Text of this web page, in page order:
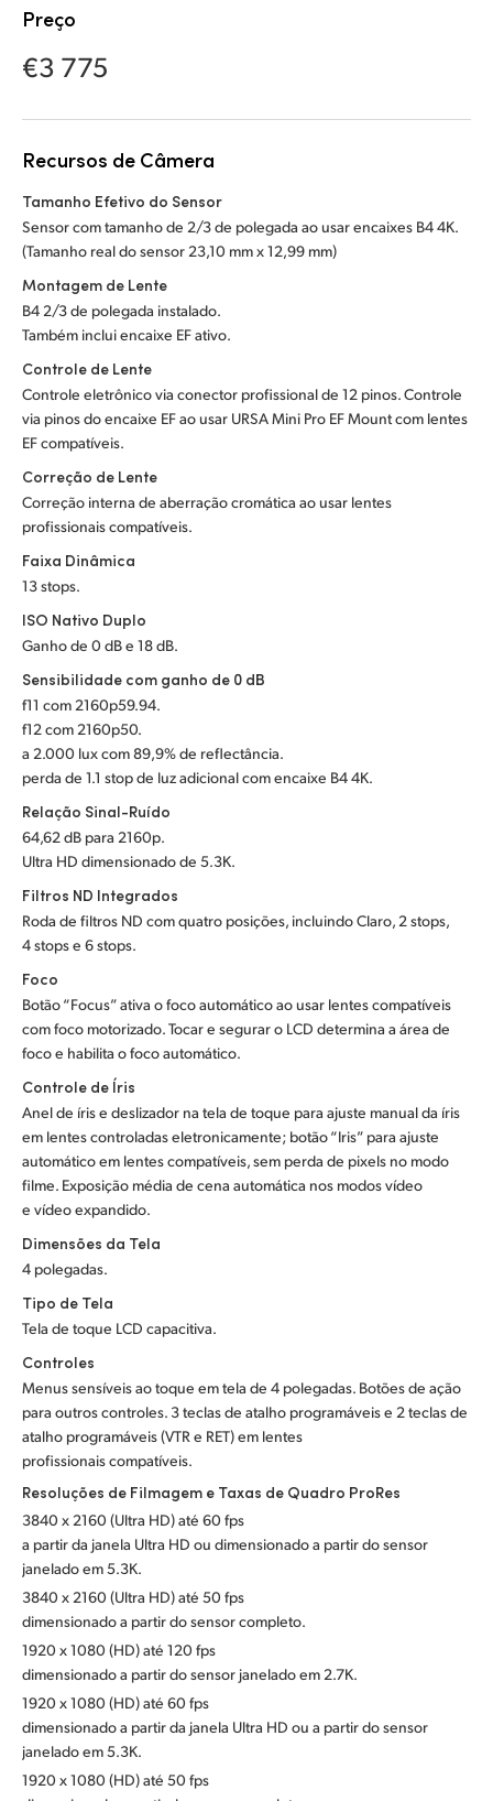
Poland
Portugal
Singapore
South Africa
Chinese Taipei
Turkey
Ukraine
United States
Preço
€3 775
Recursos de Câmera
Tamanho Efetivo do Sensor
Sensor com tamanho de 2/3 de polegada ao usar encaixes B4 4K.
(Tamanho real do sensor 23,10 mm x 12,99 mm)
Montagem de Lente
B4 2/3 de polegada instalado.
Também inclui encaixe EF ativo.
Controle de Lente
Controle eletrônico via conector profissional de 12 pinos. Controle
via pinos do encaixe EF ao usar URSA Mini Pro EF Mount com lentes
EF compatíveis.
Correção de Lente
Correção interna de aberração cromática ao usar lentes
profissionais compatíveis.
Faixa Dinâmica
13 stops.
ISO Nativo Duplo
Ganho de 0 dB e 18 dB.
Sensibilidade com ganho de 0 dB
f11 com 2160p59.94.
f12 com 2160p50.
a 2.000 lux com 89,9% de reflectância.
perda de 1.1 stop de luz adicional com encaixe B4 4K.
Relação Sinal-Ruído
64,62 dB para 2160p.
Ultra HD dimensionado de 5.3K.
Filtros ND Integrados
Roda de filtros ND com quatro posições, incluindo Claro, 2 stops,
4 stops e 6 stops.
Foco
Botão “Focus” ativa o foco automático ao usar lentes compatíveis
com foco motorizado. Tocar e segurar o LCD determina a área de
foco e habilita o foco automático.
Controle de Íris
Anel de íris e deslizador na tela de toque para ajuste manual da íris
em lentes controladas eletronicamente; botão “Iris” para ajuste
automático em lentes compatíveis, sem perda de pixels no modo
filme. Exposição média de cena automática nos modos vídeo
e vídeo expandido.
Dimensões da Tela
4 polegadas.
Tipo de Tela
Tela de toque LCD capacitiva.
Controles
Menus sensíveis ao toque em tela de 4 polegadas. Botões de ação
para outros controles. 3 teclas de atalho programáveis e 2 teclas de
atalho programáveis (VTR e RET) em lentes
profissionais compatíveis.
Resoluções de Filmagem e Taxas de Quadro ProRes
3840 x 2160 (Ultra HD) até 60 fps
a partir da janela Ultra HD ou dimensionado a partir do sensor
janelado em 5.3K.
3840 x 2160 (Ultra HD) até 50 fps
dimensionado a partir do sensor completo.
1920 x 1080 (HD) até 120 fps
dimensionado a partir do sensor janelado em 2.7K.
1920 x 1080 (HD) até 60 fps
dimensionado a partir da janela Ultra HD ou a partir do sensor
janelado em 5.3K.
1920 x 1080 (HD) até 50 fps